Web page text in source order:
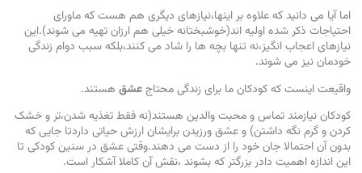
اما آیا می دانید که علاوه بر اینها،نیازهای دیگری هم هست که ماورای
احتیاجات ذکر شده اولیه اند(خوشبختانه خیلی هم ارزان تهیه می شوند).این
نیازهای اعجاب انگیز،نه تنها بچه ها را شاد می کنند،بلکه سبب دوام زندگی
خودمان نیز می شوند.
واقیعت اینست که کودکان ما برای زندگی محتاجعشق هستند.
کودکان نیازمند تماس و محبت والدین هستند(نه فقط تغذیه شدن،تر و خشک
کردن و گرم نگه داشتن) و عشق ورزیدن برایشان ارزش حیاتی داردتا جایی که
بدون آن احتمالا جان خود را از دست می دهند.وقتی عشق در سنین کودکی تا
این اندازه اهمیت دادر بزرگتر که بشوند ،نقش آن کاملا آشکار است.